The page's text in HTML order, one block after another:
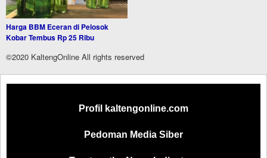
Harga BBM Eceran di Pelosok
Kobar Tembus Rp 25 Ribu
©2020 KaltengOnline All rights reserved
Profil kaltengonline.com
Pedoman Media Siber